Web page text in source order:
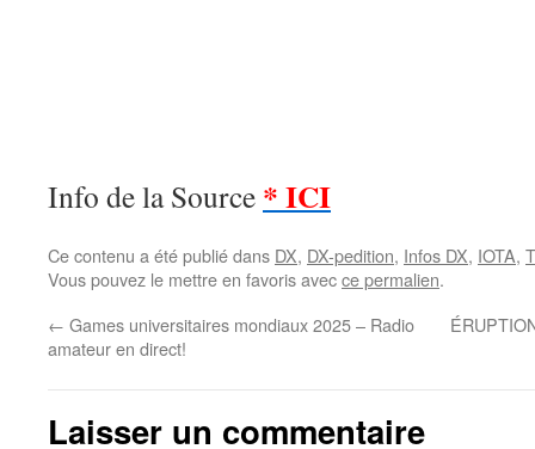
Info de la Source * ICI
Ce contenu a été publié dans DX, DX-pedition, Infos DX, IOTA,
Vous pouvez le mettre en favoris avecce permalien.
← Games universitaires mondiaux 2025 – Radio
amateur en direct!
Laisser un commentaire